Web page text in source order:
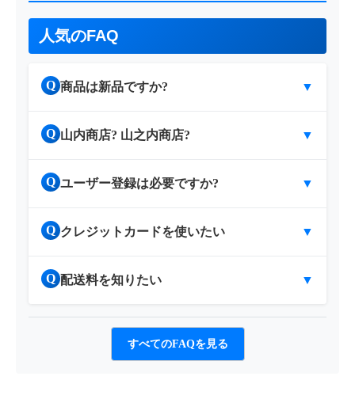
人気のFAQ
Q 商品は新品ですか? ▼
Q 山内商店? 山之内商店? ▼
Q ユーザー登録は必要ですか? ▼
Q クレジットカードを使いたい ▼
Q 配送料を知りたい ▼
すべてのFAQを見る